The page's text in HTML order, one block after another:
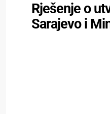
Rješenje o
Sarajevo i